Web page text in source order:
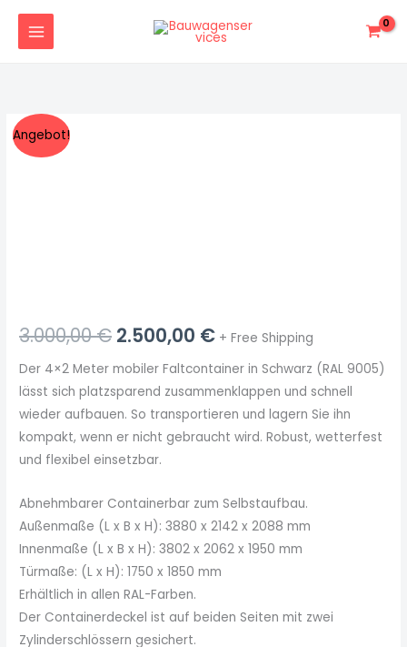
Zum
Inhalt
Angebot!
3.000,00€ 2.500,00 € + Free Shipping
Der 4×2 Meter mobiler Faltcontainer in Schwarz (RAL 9005)
lässt sich platzsparend zusammenklappen und schnell
wieder aufbauen. So transportieren und lagern Sie ihn
kompakt, wenn er nicht gebraucht wird. Robust, wetterfest
und flexibel einsetzbar.
Abnehmbarer Containerbar zum Selbstaufbau.
Außenmaße (L x B x H): 3880 x 2142 x 2088 mm
Innenmaße (L x B x H): 3802 x 2062 x 1950 mm
Türmaße: (L x H): 1750 x 1850 mm
Erhältlich in allen RAL-Farben.
Der Containerdeckel ist auf beiden Seiten mit zwei
Zylinderschlössern gesichert.
Schnellbaucontainer
4x2m